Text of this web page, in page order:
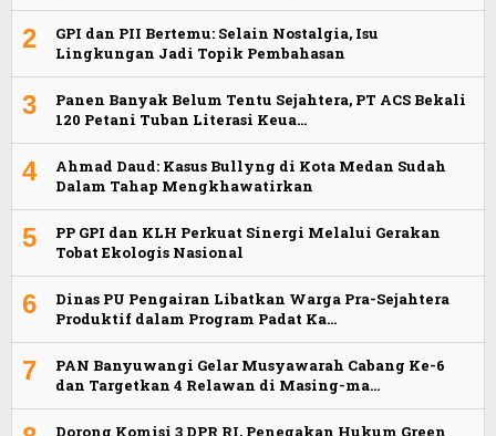
2
GPI dan PII Bertemu: Selain Nostalgia, Isu
Lingkungan Jadi Topik Pembahasan
3
Panen Banyak Belum Tentu Sejahtera, PT ACS Bekali
120 Petani Tuban Literasi Keua…
4
Ahmad Daud: Kasus Bullyng di Kota Medan Sudah
Dalam Tahap Mengkhawatirkan
5
PP GPI dan KLH Perkuat Sinergi Melalui Gerakan
Tobat Ekologis Nasional
6
Dinas PU Pengairan Libatkan Warga Pra-Sejahtera
Produktif dalam Program Padat Ka…
7
PAN Banyuwangi Gelar Musyawarah Cabang Ke-6
dan Targetkan 4 Relawan di Masing-ma…
Dorong Komisi 3 DPR RI, Penegakan Hukum Green